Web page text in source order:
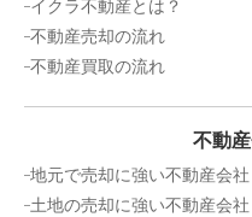
所在地 福岡県宗像市日の里2
売却相場価格：
ステーションタワーロ
福岡県宗像市日の里
売却相場価格：-万円
イクラ不動産とは？
不動産売却の流れ
不動産買取の流れ
不動
地元で売却に強い不動産会社
土地の売却に強い不動産会社